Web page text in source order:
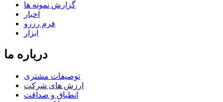
گزارش نمونه ها
اخبار
فرم رزرو
ابزار
درباره ما
توصیفات مشتری
ارزش های شرکت
انطباق و صداقت